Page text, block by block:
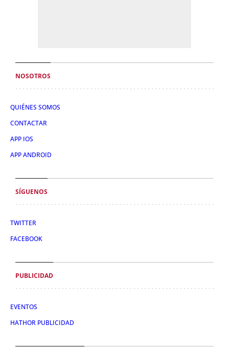
NOSOTROS
QUIÉNES SOMOS
CONTACTAR
APP IOS
APP ANDROID
SÍGUENOS
TWITTER
FACEBOOK
PUBLICIDAD
EVENTOS
HATHOR PUBLICIDAD